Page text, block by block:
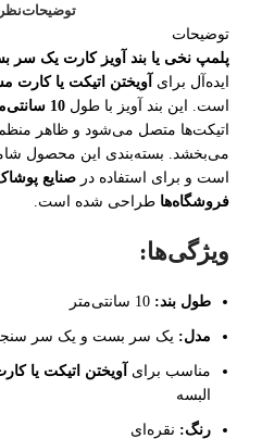
توضیحات
توضیحات
پلمپ نخی یا بند آویز کارت یک
ایده‌آل برای
آویختن اتیکت یا
است. این بند آویز با طول 10 سانتی‌متر
اتیکت‌ها متصل می‌شود و ظاهر
می‌بخشد. بسته‌بندی این محصول
است و برای استفاده در صنایع
فروشگاه‌ها طراحی شده است.
ویژگی‌ها:
طول بند:
مدل: یک سر بست و یک سر
مناسب برای آویختن اتیکت یا
البسه
رنگ: نقره‌ای